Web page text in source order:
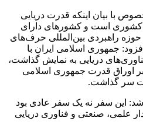
با بیان اینکه قدرت دریایی
کشوری است و کشورهای دارای
حوزه راهبردی بین‌المللی حرف‌های
جمهوری اسلامی ایران با
دریایی به نمایش گذاشت،
بر اوراق قدرت جمهوری اسلامی
سر گذاشت.
این سفر نه یک سفر عادی بود
علمی، صنعتی و فناوری دریایی